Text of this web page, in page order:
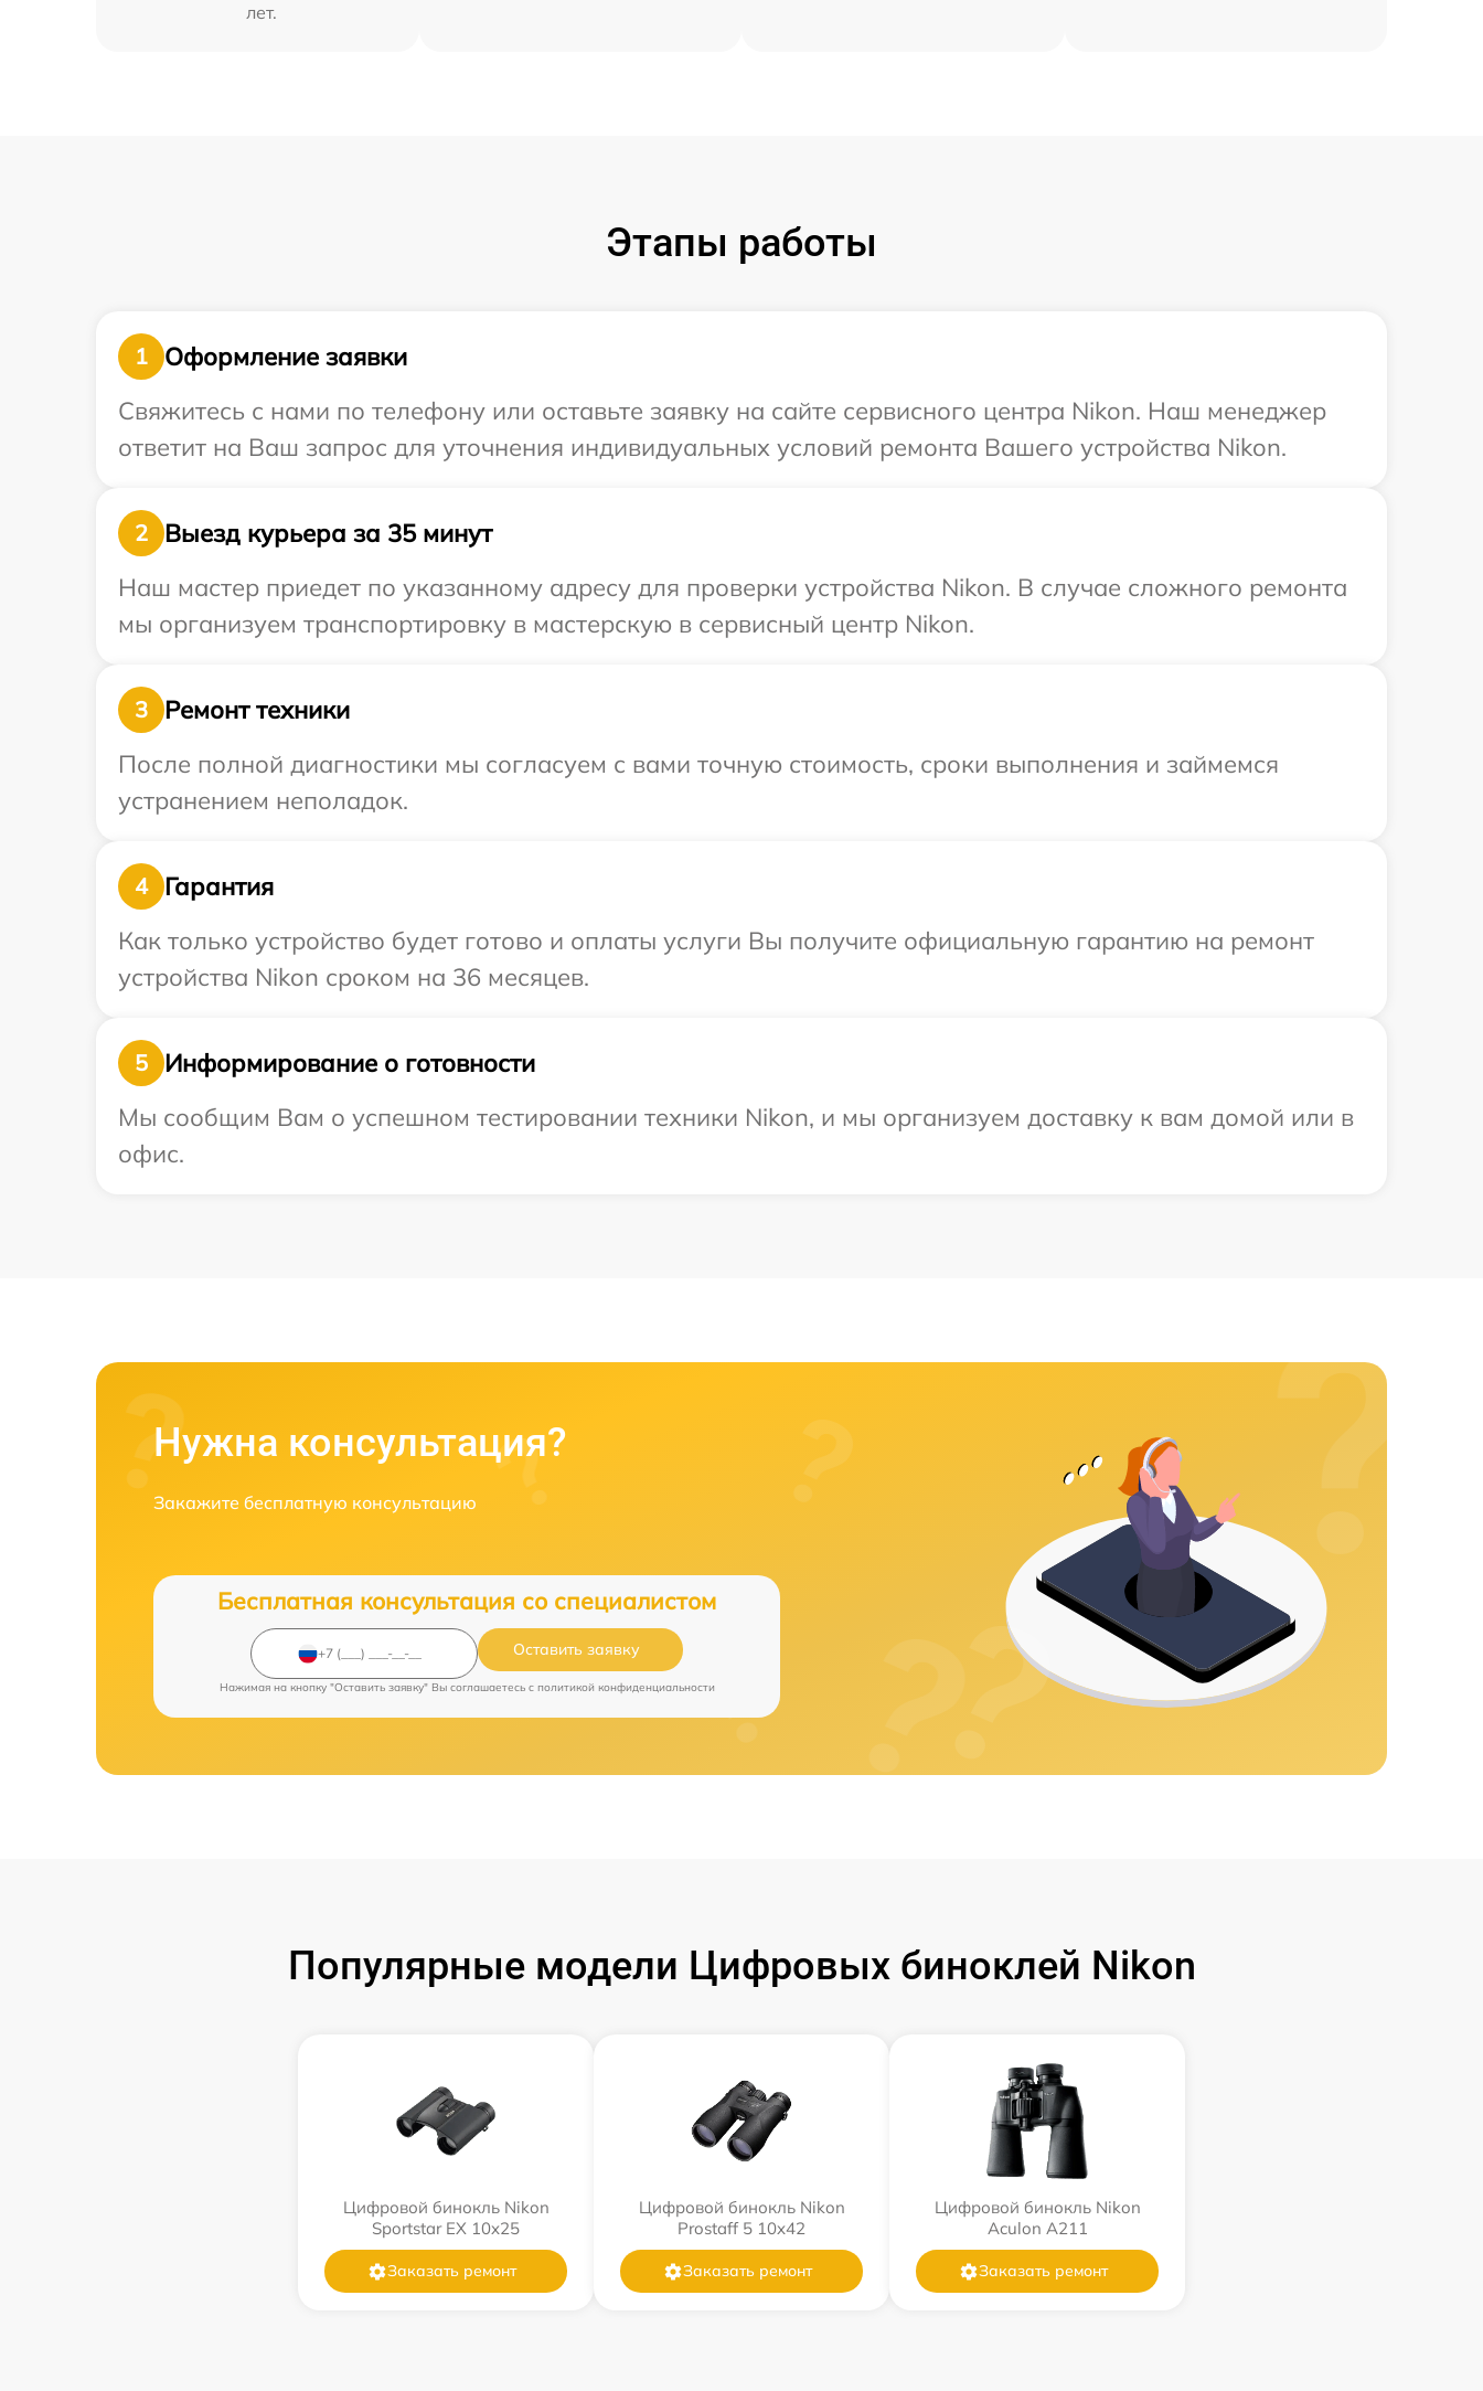
лет.
Этапы работы
1
Оформление заявки
Свяжитесь с нами по телефону или оставьте заявку на сайте сервисного центра Nikon. Наш менеджер
ответит на Ваш запрос для уточнения индивидуальных условий ремонта Вашего устройства Nikon.
2
Выезд курьера за 35 минут
Наш мастер приедет по указанному адресу для проверки устройства Nikon. В случае сложного ремонта
мы организуем транспортировку в мастерскую в сервисный центр Nikon.
3
Ремонт техники
После полной диагностики мы согласуем с вами точную стоимость, сроки выполнения и займемся
устранением неполадок.
4
Гарантия
Как только устройство будет готово и оплаты услуги Вы получите официальную гарантию на ремонт
устройства Nikon сроком на 36 месяцев.
5
Информирование о готовности
Мы сообщим Вам о успешном тестировании техники Nikon, и мы организуем доставку к вам домой или в
офис.
Нужна консультация?
Закажите бесплатную консультацию
Бесплатная консультация со специалистом
Оставить заявку
Нажимая на кнопку "Оставить заявку" Вы соглашаетесь c политикой конфиденциальности
Популярные модели Цифровых биноклей Nikon
Цифровой бинокль Nikon
Sportstar EX 10x25
Заказать ремонт
Цифровой бинокль Nikon
Prostaff 5 10x42
Заказать ремонт
Цифровой бинокль Nikon
Aculon A211
Заказать ремонт